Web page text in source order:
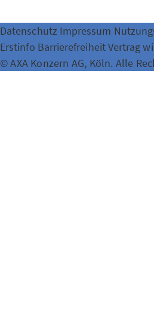
Datenschutz Impressum
Erstinfo BarrierefreiheitVertrag
© AXA Konzern AG, Köln. Alle